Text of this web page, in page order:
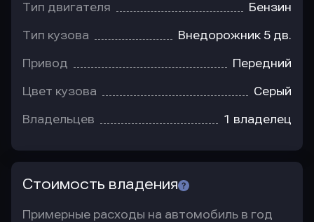
Тип двигателя Бензин
Тип кузова Внедорожник 5 дв.
Привод Передний
Цвет кузова Серый
Владельцев 1 владелец
Стоимость владения
Примерные расходы на автомобиль в год